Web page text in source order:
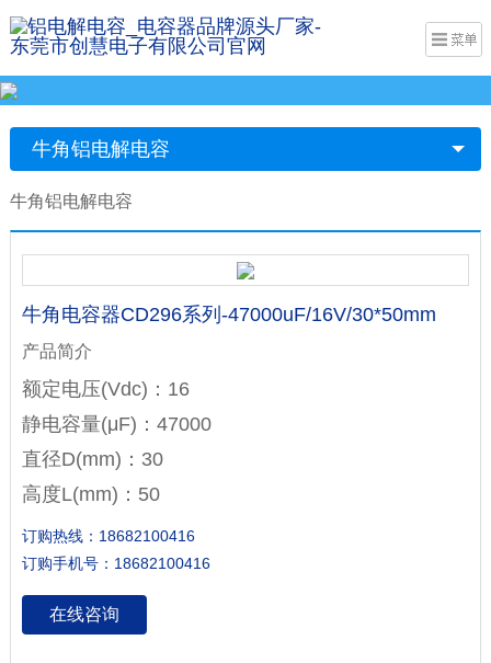
牛角铝电解电容
牛角铝电解电容
牛角电容器CD296系列-47000uF/16V/30*50mm
产品简介
额定电压(Vdc)：16
静电容量(μF)：47000
直径D(mm)：30
高度L(mm)：50
订购热线：18682100416
订购手机号：18682100416
在线咨询